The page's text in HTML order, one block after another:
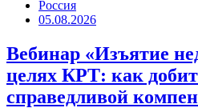
Россия
05.08.2026
Вебинар «Изъятие
целях КРТ: как
справедливой